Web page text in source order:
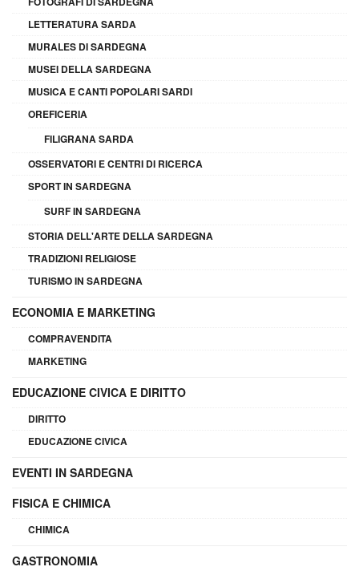
LETTERATURA SARDA
MURALES DI SARDEGNA
MUSEI DELLA SARDEGNA
MUSICA E CANTI POPOLARI SARDI
OREFICERIA
FILIGRANA SARDA
OSSERVATORI E CENTRI DI RICERCA
SPORT IN SARDEGNA
SURF IN SARDEGNA
STORIA DELL'ARTE DELLA SARDEGNA
TRADIZIONI RELIGIOSE
TURISMO IN SARDEGNA
ECONOMIA E MARKETING
COMPRAVENDITA
MARKETING
EDUCAZIONE CIVICA E DIRITTO
DIRITTO
EDUCAZIONE CIVICA
EVENTI IN SARDEGNA
FISICA E CHIMICA
CHIMICA
GASTRONOMIA